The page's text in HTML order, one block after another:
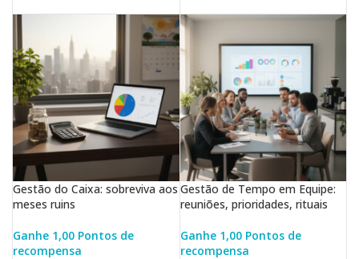
Gestão do Caixa: sobreviva aos
meses ruins
Ganhe 1,00 Pontos de
recompensa
Gestão de Tempo em Equipe:
reuniões, prioridades, rituais
Ganhe 1,00 Pontos de
recompensa